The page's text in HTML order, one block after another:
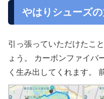
やはりシューズ
引っ張っていただけたこ
ょう。 カーボンファイバ
く生み出してくれます。